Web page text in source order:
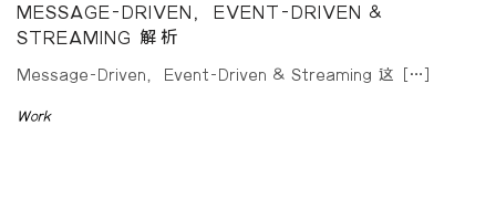
MESSAGE-DRIVEN，EVENT-DRIVEN &
STREAMING 解析
Message-Driven，Event-Driven & Streaming 这 […]
Work